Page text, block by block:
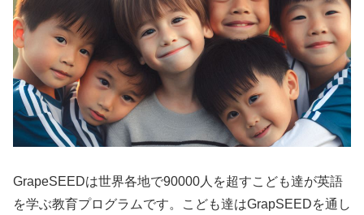
GrapeSEEDは世界各地で90000人を超すこども達が英語
を学ぶ教育プログラムです。こども達はGrapSEEDを通し